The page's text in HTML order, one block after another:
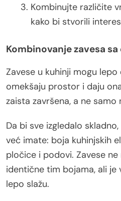
Kombinujte različite
kako bi stvorili
Kombinovanje zavesa
Zavese u kuhinji mogu
omekšaju prostor i daju
zaista završena, a ne samo
Da bi sve izgledalo
već imate: boja kuhinjskih
pločice i podovi. Zavese
identične tim bojama, ali je
lepo slažu.